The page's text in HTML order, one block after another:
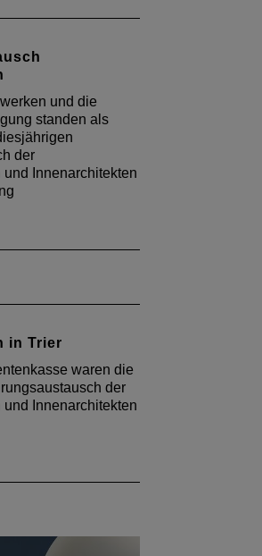
und die
standen als
der
und Innenarchitekten
in Trier
waren die
der
und Innenarchitekten